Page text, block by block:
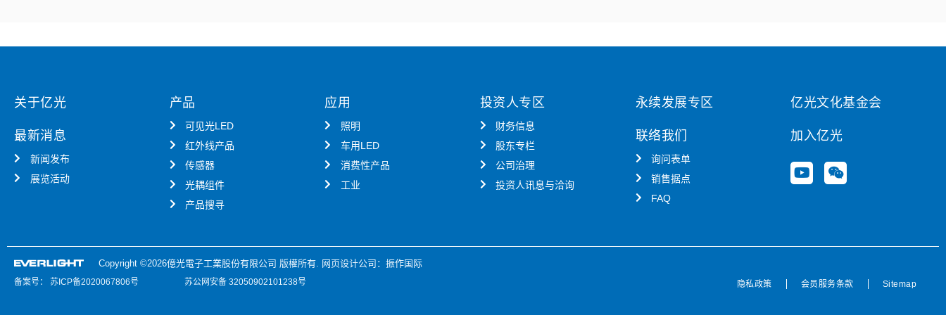
关于亿光
最新消息
新闻发布
展览活动
产品
可见光LED
红外线产品
传感器
光耦组件
产品搜寻
应用
照明
车用LED
消费性产品
工业
投资人专区
财务信息
股东专栏
公司治理
投资人讯息与洽询
永续发展专区
联络我们
询问表单
销售据点
FAQ
亿光文化基金会
加入亿光
Y
o
W
e
Copyright ©2026億光電子工業股份有限公司 版權所有. 网页设计公司 ：振作国际
备案号： 苏ICP备2020067806号 苏公网安备 32050902101238号 隐私政策 会员服务条款 Sitemap